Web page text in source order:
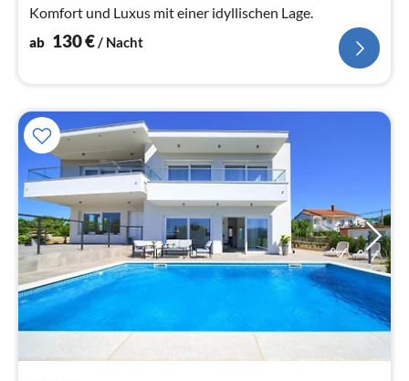
Komfort und Luxus mit einer idyllischen Lage.
ab 130€/ Nacht